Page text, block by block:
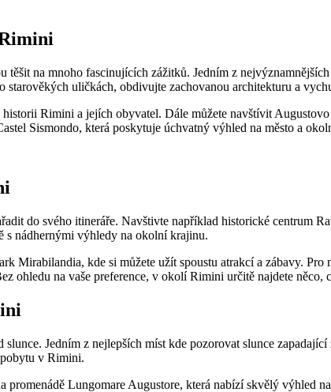
na mnoho fascinujících zážitků. Jedním z
starověkých uličkách, obdivujte zachovanou architekturu a
Rimini a jejích obyvatel. Dále můžete navštívit
Sismondo, která poskytuje úchvatný výhled na město a
do svého itineráře. Navštivte například historické centrum
s nádhernými výhledy na okolní krajinu.
Mirabilandia, kde si můžete užít spoustu atrakcí a zábavy.
ohledu na vaše preference, v okolí Rimini určitě najdete něco,
Jedním z nejlepších míst kde pozorovat slunce
v Rimini.
promenádě Lungomare Augustore, která nabízí skvělý výhled